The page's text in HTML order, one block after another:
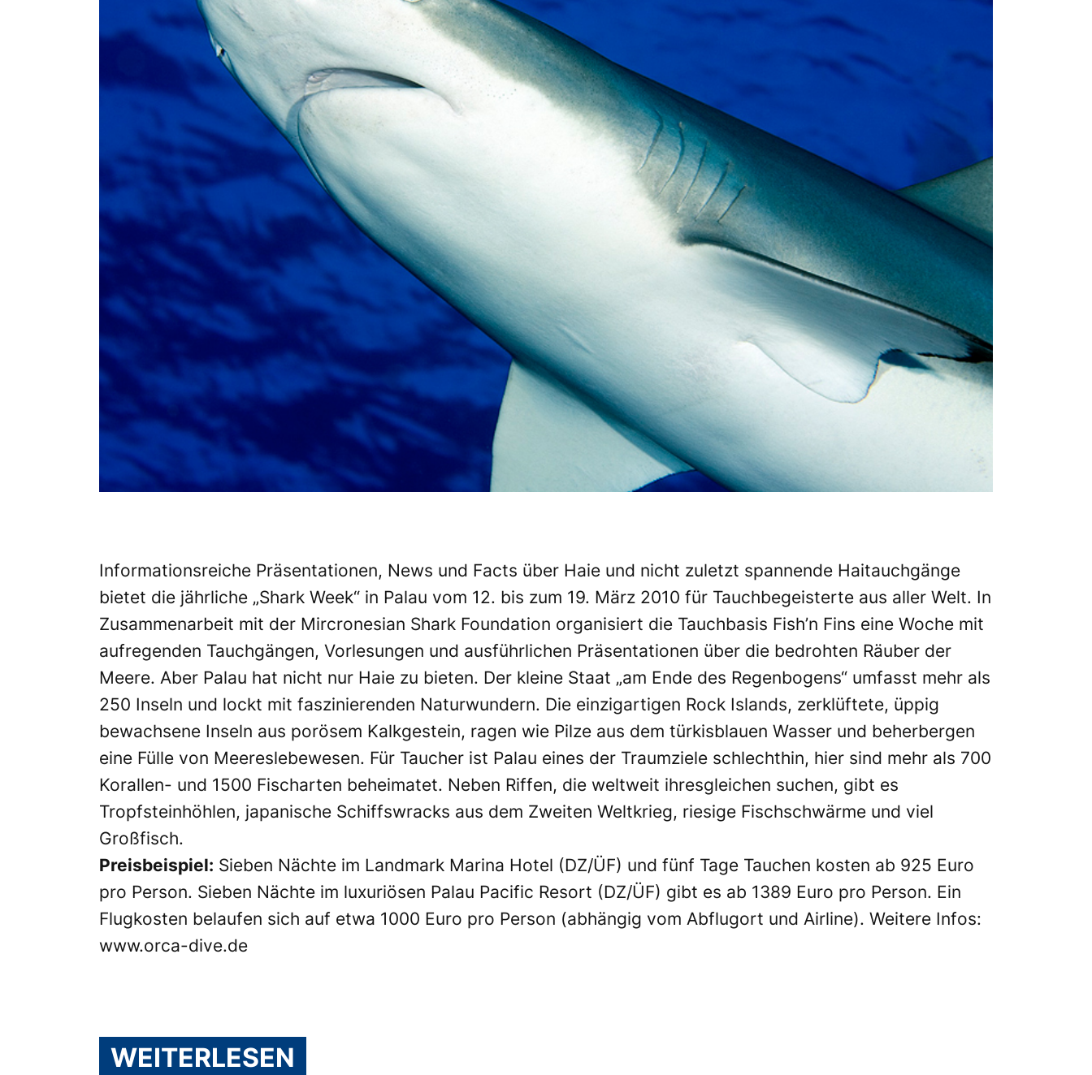
Informationsreiche Präsentationen, News und Facts über Haie und nicht zuletzt spannende Haitauchgänge
bietet die jährliche „Shark Week“ in Palau vom 12. bis zum 19. März 2010 für Tauchbegeisterte aus aller Welt. In
Zusammenarbeit mit der Mircronesian Shark Foundation organisiert die Tauchbasis Fish’n Fins eine Woche mit
aufregenden Tauchgängen, Vorlesungen und ausführlichen Präsentationen über die bedrohten Räuber der
Meere. Aber Palau hat nicht nur Haie zu bieten. Der kleine Staat „am Ende des Regenbogens“ umfasst mehr als
250 Inseln und lockt mit faszinierenden Naturwundern. Die einzigartigen Rock Islands, zerklüftete, üppig
bewachsene Inseln aus porösem Kalkgestein, ragen wie Pilze aus dem türkisblauen Wasser und beherbergen
eine Fülle von Meereslebewesen. Für Taucher ist Palau eines der Traumziele schlechthin, hier sind mehr als 700
Korallen- und 1500 Fischarten beheimatet. Neben Riffen, die weltweit ihresgleichen suchen, gibt es
Tropfsteinhöhlen, japanische Schiffswracks aus dem Zweiten Weltkrieg, riesige Fischschwärme und viel
Großfisch.
Preisbeispiel: Sieben Nächte im Landmark Marina Hotel (DZ/ÜF) und fünf Tage Tauchen kosten ab 925 Euro
pro Person. Sieben Nächte im luxuriösen Palau Pacific Resort (DZ/ÜF) gibt es ab 1389 Euro pro Person. Ein
Flugkosten belaufen sich auf etwa 1000 Euro pro Person (abhängig vom Abflugort und Airline). Weitere Infos:
www.orca-dive.de
WEITERLESEN